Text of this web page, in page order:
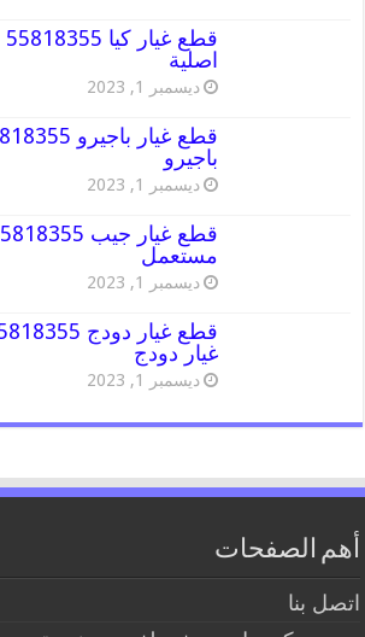
اصلية
ديسمبر 1, 2023
باجيرو
ديسمبر 1, 2023
مستعمل
ديسمبر 1, 2023
غيار دودج
ديسمبر 1, 2023
أهم الصفحات
اتصل بنا